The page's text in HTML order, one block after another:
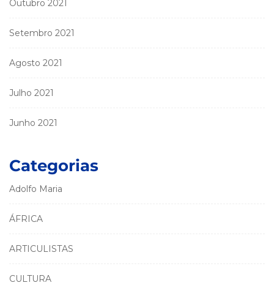
Outubro 2021
Setembro 2021
Agosto 2021
Julho 2021
Junho 2021
Categorias
Adolfo Maria
ÁFRICA
ARTICULISTAS
CULTURA